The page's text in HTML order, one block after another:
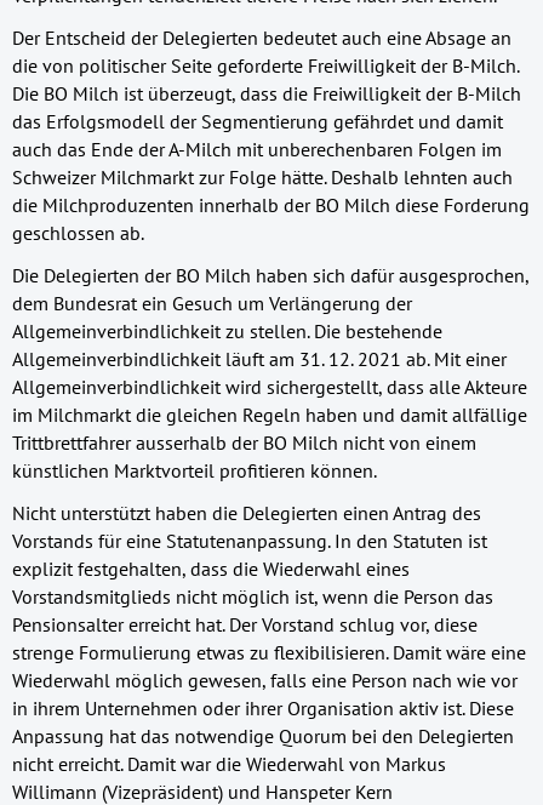
Der Entscheid der Delegierten bedeutet auch eine Absage an
die von politischer Seite geforderte Freiwilligkeit der B-Milch.
Die BO Milch ist überzeugt, dass die Freiwilligkeit der B-Milch
das Erfolgsmodell der Segmentierung gefährdet und damit
auch das Ende der A-Milch mit unberechenbaren Folgen im
Schweizer Milchmarkt zur Folge hätte. Deshalb lehnten auch
die Milchproduzenten innerhalb der BO Milch diese Forderung
geschlossen ab.
Die Delegierten der BO Milch haben sich dafür ausgesprochen,
dem Bundesrat ein Gesuch um Verlängerung der
Allgemeinverbindlichkeit zu stellen. Die bestehende
Allgemeinverbindlichkeit läuft am 31. 12. 2021 ab. Mit einer
Allgemeinverbindlichkeit wird sichergestellt, dass alle Akteure
im Milchmarkt die gleichen Regeln haben und damit allfällige
Trittbrettfahrer ausserhalb der BO Milch nicht von einem
künstlichen Marktvorteil profitieren können.
Nicht unterstützt haben die Delegierten einen Antrag des
Vorstands für eine Statutenanpassung. In den Statuten ist
explizit festgehalten, dass die Wiederwahl eines
Vorstandsmitglieds nicht möglich ist, wenn die Person das
Pensionsalter erreicht hat. Der Vorstand schlug vor, diese
strenge Formulierung etwas zu flexibilisieren. Damit wäre eine
Wiederwahl möglich gewesen, falls eine Person nach wie vor
in ihrem Unternehmen oder ihrer Organisation aktiv ist. Diese
Anpassung hat das notwendige Quorum bei den Delegierten
nicht erreicht. Damit war die Wiederwahl von Markus
Willimann (Vizepräsident) und Hanspeter Kern